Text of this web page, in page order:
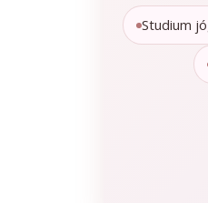
Studium